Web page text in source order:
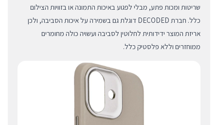
שריטות ומכות פתע, מבלי לפגוע באיכות התמונה או בזוויות הצילום
כלל. חברת DECODED דוגלת גם בשמירה על איכות הסביבה, ולכן
אריזת המוצר ידידותית לחלוטין לסביבה ועשויה כולה מחומרים
ממוחזרים וללא פלסטיק כלל.